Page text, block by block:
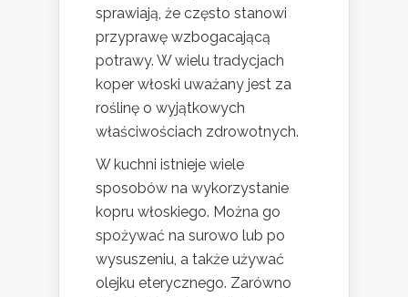
sprawiają, że często stanowi
przyprawę wzbogacającą
potrawy. W wielu tradycjach
koper włoski uważany jest za
roślinę o wyjątkowych
właściwościach zdrowotnych.
W kuchni istnieje wiele
sposobów na wykorzystanie
kopru włoskiego. Można go
spożywać na surowo lub po
wysuszeniu, a także używać
olejku eterycznego. Zarówno